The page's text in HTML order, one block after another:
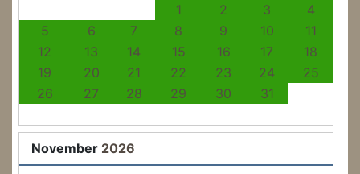
1
2 3
4
5
6 7 8 9 10
11
12
13 14 15 16 17
18
19
20 21 22 23 24
25
26
27 28 29 30 31
November 2026